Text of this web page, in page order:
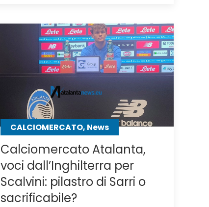
il
Milan,
su
Samardzic,
offre
CALCIOMERCATO, News
Calciomercato Atalanta,
voci dall’Inghilterra per
Scalvini: pilastro di Sarri o
sacrificabile?